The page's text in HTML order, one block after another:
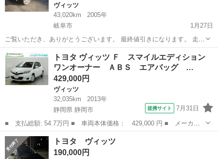
ヴィッツ
43,020km
2005年
岐阜市
1月27日
ご覧いただき、ありがとうございます。 最終値引きになります。 走行
距離 43000㎞と、まだまだ絶好調！遊べるミッションのヴィッツで
す。 先日、私の名前にしましたが、実質ワンオーナーで、大事に乗ら
れていたお車で...
岐阜 岐阜市 ヴィッツ
トヨタ ヴィッツ Ｆ スマイルエディション
ワンオーナー ＡＢＳ エアバッグ …
429,000円
ヴィッツ
32,035km
2013年
静岡県 静岡市
提携サイト 7月31日
■ 支払総額: 54.7万円 ■ 車両本体価格： 429,000 円 ■ メーカー
名： トヨタ ■ 車種名： ヴィッツ ■ グレード名： Ｆ スマイ
ルエディション ワンオーナー ＡＢＳ エアバッグ 盗難防止装
置 ミュージッ...
静岡 静岡市 ヴィッツ
トヨタ ヴィッツ
190,000円